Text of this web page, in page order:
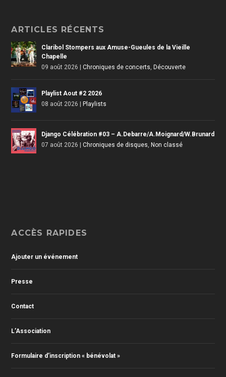
ARTICLES RÉCENTS
Claribol Stompers aux Amuse-Gueules de la Vieille
Chapelle
09 août 2026 |Chroniques de concerts ,Découverte
Playlist Aout #2 2026
08 août 2026 |Playlists
Django Célébration #03 – A.Debarre/A.Moignard/W.Brunard
07 août 2026 |Chroniques de disques ,Non classé
ACCÈS RAPIDES
Ajouter un événement
Presse
Contact
L’Association
Formulaire d’inscription « bénévolat »